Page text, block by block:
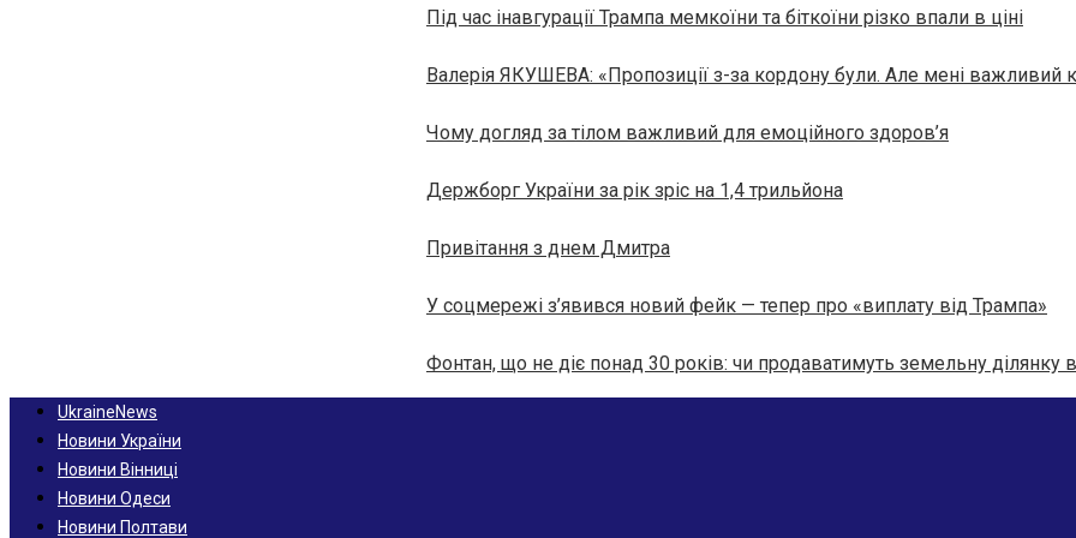
Під час інавгурації Трампа мемкоїни та біткоїни різко впали в ціні
Валерія ЯКУШЕВА: «Пропозиції з-за кордону були. Але мені важливий
Чому догляд за тілом важливий для емоційного здоров’я
Держборг України за рік зріс на 1,4 трильйона
Привітання з днем Дмитра
У соцмережі з’явився новий фейк — тепер про «виплату від Трампа»
Фонтан, що не діє понад 30 років: чи продаватимуть земельну ділянку
UkraineNews
Новини України
Новини Вінниці
Новини Одеси
Новини Полтави